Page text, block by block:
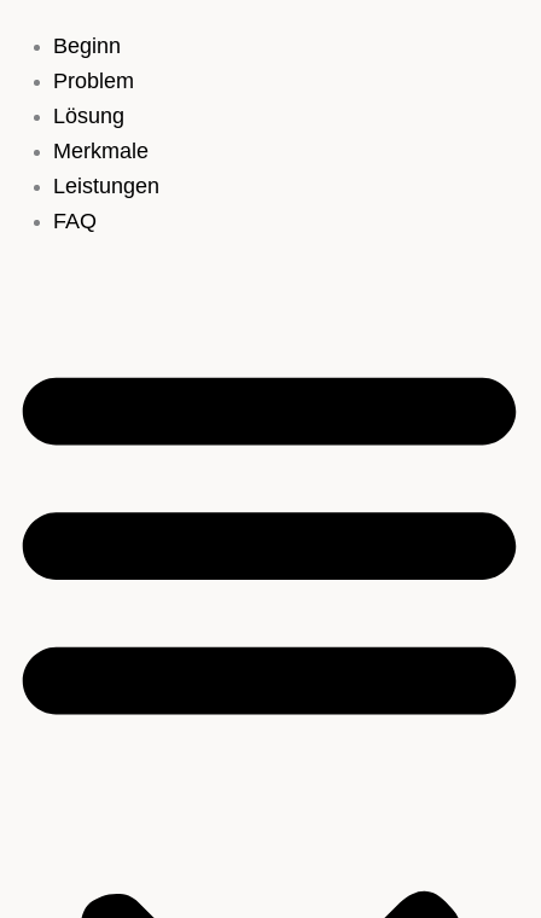
Inhalt
springen
Beginn
Problem
Lösung
Merkmale
Leistungen
FAQ